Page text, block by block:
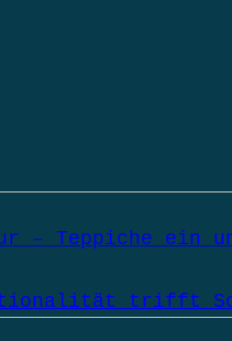
– Teppiche ein
trifft